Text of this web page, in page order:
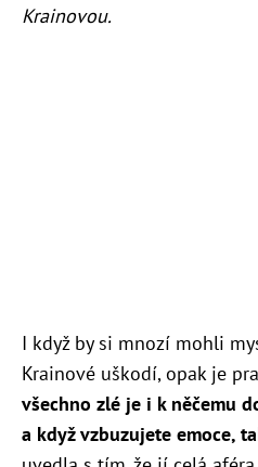
Krainovou.
I když by si mnozí mohli
Krainové uškodí, opak je
všechno zlé je i k něčemu
a když vzbuzujete emoce,